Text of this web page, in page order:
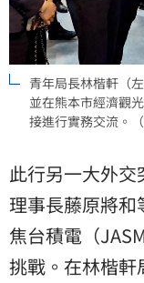
青年局長林楷軒（
並在熊本市經濟觀
接進行實務交流。
此行另一大外
理事長藤原將和
焦台積電（
挑戰。在林楷